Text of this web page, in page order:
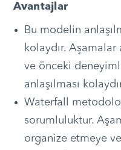
Avantajlar
Bu modelin
kolaydır. Aşamalar
ve önceki
anlaşılması
Waterfall
sorumluluktur.
organize etmeye